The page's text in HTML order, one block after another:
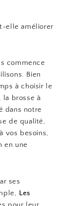
elle améliorer
commence
Bien
à choisir le
la brosse à
dans notre
de qualité,
vos besoins,
en une
ses
Les